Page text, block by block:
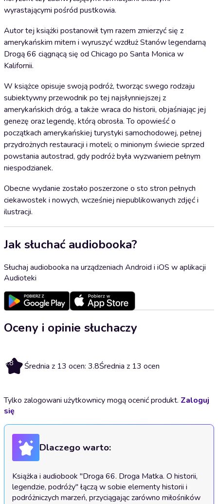
wyrastającymi pośród pustkowia.
Autor tej książki postanowił tym razem zmierzyć się z
amerykańskim mitem i wyruszyć wzdłuż Stanów legendarną
Drogą 66 ciągnącą się od Chicago po Santa Monica w
Kalifornii.
W książce opisuje swoją podróż, tworząc swego rodzaju
subiektywny przewodnik po tej najsłynniejszej z
amerykańskich dróg, a także wraca do historii, objaśniając jej
genezę oraz legendę, którą obrosła. To opowieść o
początkach amerykańskiej turystyki samochodowej, pełnej
przydrożnych restauracji i moteli; o minionym świecie sprzed
powstania autostrad, gdy podróż była wyzwaniem pełnym
niespodzianek.
Obecne wydanie zostało poszerzone o sto stron pełnych
ciekawostek i nowych, wcześniej niepublikowanych zdjęć i
ilustracji.
Jak słuchać audiobooka?
Słuchaj audiobooka na urządzeniach Android i iOS w aplikacji
Audioteki
Oceny i opinie słuchaczy
3.8 Średnia z 13 ocen: 3.8Średnia z 13 ocen
Tylko zalogowani użytkownicy mogą ocenić produkt. Zaloguj
się
Dlaczego warto:
Książka i audiobook "Droga 66. Droga Matka. O historii,
legendzie, podróży" łączą w sobie elementy historii i
podróżniczych marzeń, przyciągając zarówno miłośników